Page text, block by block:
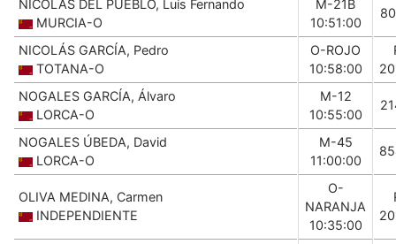
NICOLÁS DEL PUEBLO, Luis Fernando
MURCIA-O
M-21B
10:51:00
NICOLÁS GARCÍA, Pedro
TOTANA-O
O-ROJO
10:58:00
NOGALES GARCÍA, Álvaro
LORCA-O
M-12
10:55:00
NOGALES ÚBEDA, David
LORCA-O
M-45
11:00:00
OLIVA MEDINA, Carmen
INDEPENDIENTE
O-
NARANJA
10:35:00